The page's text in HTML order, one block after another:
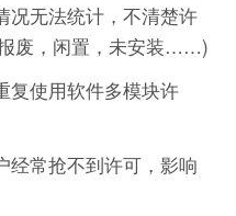
况无法统计，不清楚许
废，闲置，未安装……)
复使用软件多模块许
经常抢不到许可，影响